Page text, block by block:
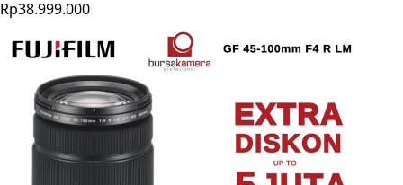
Rp38.999.000